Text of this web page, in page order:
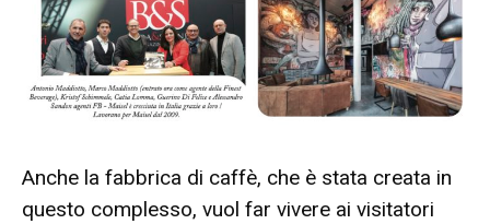
Anche la fabbrica di caffè, che è stata creata in
questo complesso, vuol far vivere ai visitatori